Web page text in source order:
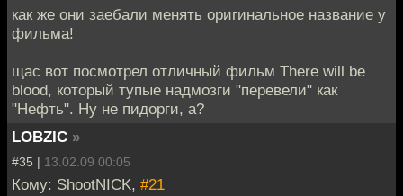
как же они заебали менять оригинальное название у
фильма!
щас вот посмотрел отличный фильм There will be
blood, который тупые надмозги "перевели" как
"Нефть". Ну не пидорги, а?
LOBZIC »
#35 | 13.02.09 00:05
Кому: ShootNICK, #21